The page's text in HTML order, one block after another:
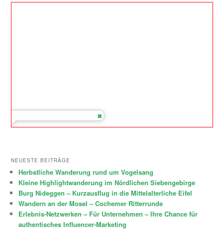
NEUESTE BEITRÄGE
Herbstliche Wanderung rund um Vogelsang
Kleine Highlightwanderung im Nördlichen Siebengebirge
Burg Nideggen – Kurzausflug in die Mittelalterliche Eifel
Wandern an der Mosel – Cochemer Ritterrunde
Erlebnis-Netzwerken – Für Unternehmen – Ihre Chance für
authentisches Influencer-Marketing